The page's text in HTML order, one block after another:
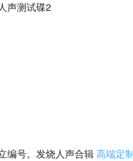
声测试碟2
编号。发烧人声合辑 高端定